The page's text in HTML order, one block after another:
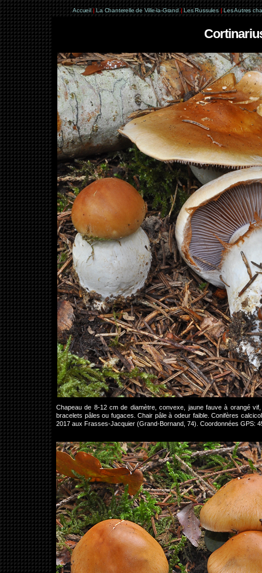
Accueil | La Chanterelle de Ville-la-Grand | Les Russules | Les Autres
Chapeau de 8-12 cm de diamètre, convexe, jaune fauve à orangé
bracelets pâles ou fugaces. Chair pâle à odeur faible. Conifères
2017 aux Frasses-Jacquier (Grand-Bornand, 74). Coordonnées GPS: